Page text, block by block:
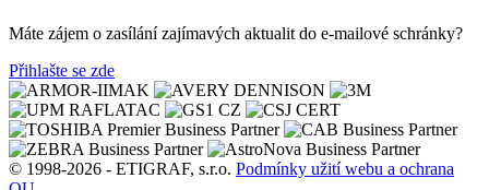
Máte zájem o zasílání zajímavých aktualit do e-mailové schránky?
Přihlašte se zde
© 1998-2026 - ETIGRAF, s.r.o. Podmínky užití webu a ochrana